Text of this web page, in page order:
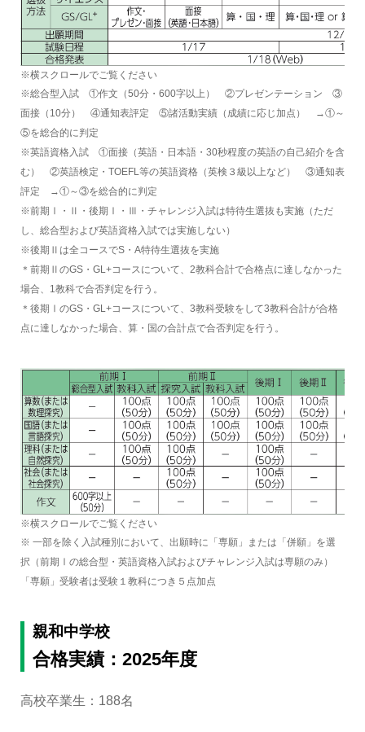
※横スクロールでご覧ください
※総合型入試 ①作文（50分・600字以上） ②プレゼンテーション ③
面接（10分） ④通知表評定 ⑤諸活動実績（成績に応じ加点） →①～
⑤を総合的に判定
※英語資格入試 ①面接（英語・日本語・30秒程度の英語の自己紹介を含
む） ②英語検定・TOEFL等の英語資格（英検３級以上など） ③通知表
評定 →①～③を総合的に判定
※前期Ⅰ・Ⅱ・後期Ⅰ・Ⅲ・チャレンジ入試は特待生選抜も実施（ただ
し、総合型および英語資格入試では実施しない）
※後期Ⅱは全コースでS・A特待生選抜を実施
＊前期ⅡのGS・GL+コースについて、2教科合計で合格点に達しなかった
場合、1教科で合否判定を行う。
＊後期ⅠのGS・GL+コースについて、3教科受験をして3教科合計が合格
点に達しなかった場合、算・国の合計点で合否判定を行う。
※横スクロールでご覧ください
※ 一部を除く入試種別において、出願時に「専願」または「併願」を選
択（前期Ⅰの総合型・英語資格入試およびチャレンジ入試は専願のみ）
「専願」受験者は受験１教科につき５点加点
親和中学校
合格実績：2025年度
高校卒業生：188名